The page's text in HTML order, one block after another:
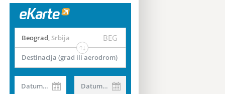
Beograd, Srbija BEG
Destinacija (grad ili aerodrom)
Datum od Datum do